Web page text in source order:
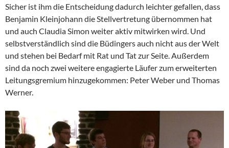
Sicher ist ihm die Entscheidung dadurch leichter gefallen, dass
Benjamin Kleinjohann die Stellvertretung übernommen hat
und auch Claudia Simon weiter aktiv mitwirken wird. Und
selbstverständlich sind die Büdingers auch nicht aus der Welt
und stehen bei Bedarf mit Rat und Tat zur Seite. Außerdem
sind da noch zwei weitere engagierte Läufer zum erweiterten
Leitungsgremium hinzugekommen: Peter Weber und Thomas
Werner.